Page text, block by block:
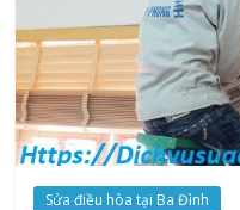
Sửa điều hòa tại Ba Đình